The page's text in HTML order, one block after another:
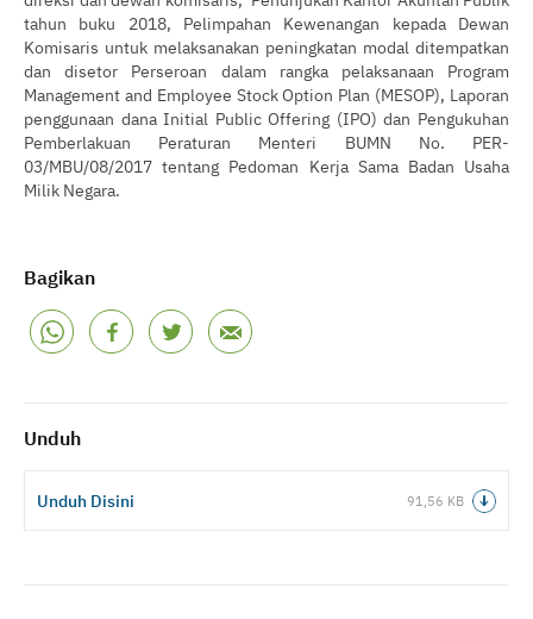
Bagikan
Unduh
Unduh Disini 91,56 KB
tahun buku 2018, Pelimpahan Kewenangan kepada Dewan
Komisaris untuk melaksanakan peningkatan modal ditempatkan
dan disetor Perseroan dalam rangka pelaksanaan Program
Management and Employee Stock Option Plan (MESOP), Laporan
penggunaan dana Initial Public Offering (IPO) dan Pengukuhan
Pemberlakuan Peraturan Menteri BUMN No. PER-
03/MBU/08/2017 tentang Pedoman Kerja Sama Badan Usaha
Milik Negara.